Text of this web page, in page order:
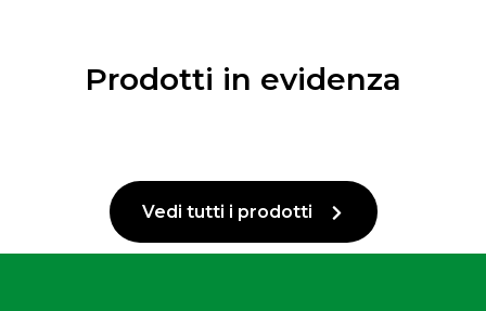
Prodotti in evidenza
Vedi tutti i prodotti